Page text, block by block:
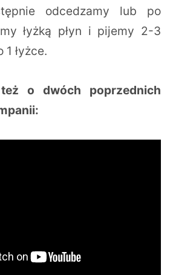
odcedzamy lub po
łyżką płyn i pijemy 2-3
łyżce.
też o dwóch poprzednich